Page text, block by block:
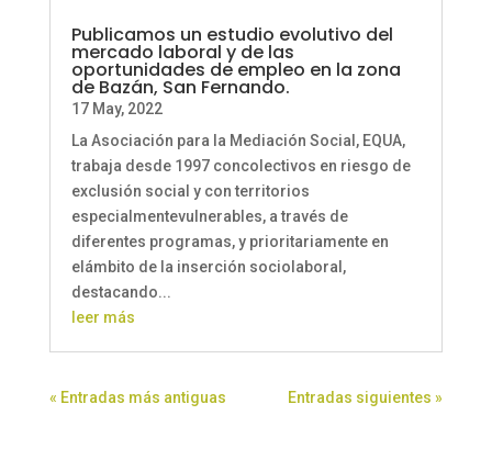
Publicamos un estudio evolutivo del
mercado laboral y de las
oportunidades de empleo en la zona
de Bazán, San Fernando.
17 May, 2022
La Asociación para la Mediación Social, EQUA,
trabaja desde 1997 concolectivos en riesgo de
exclusión social y con territorios
especialmentevulnerables, a través de
diferentes programas, y prioritariamente en
elámbito de la inserción sociolaboral,
destacando...
leer más
« Entradas más antiguas Entradas siguientes »